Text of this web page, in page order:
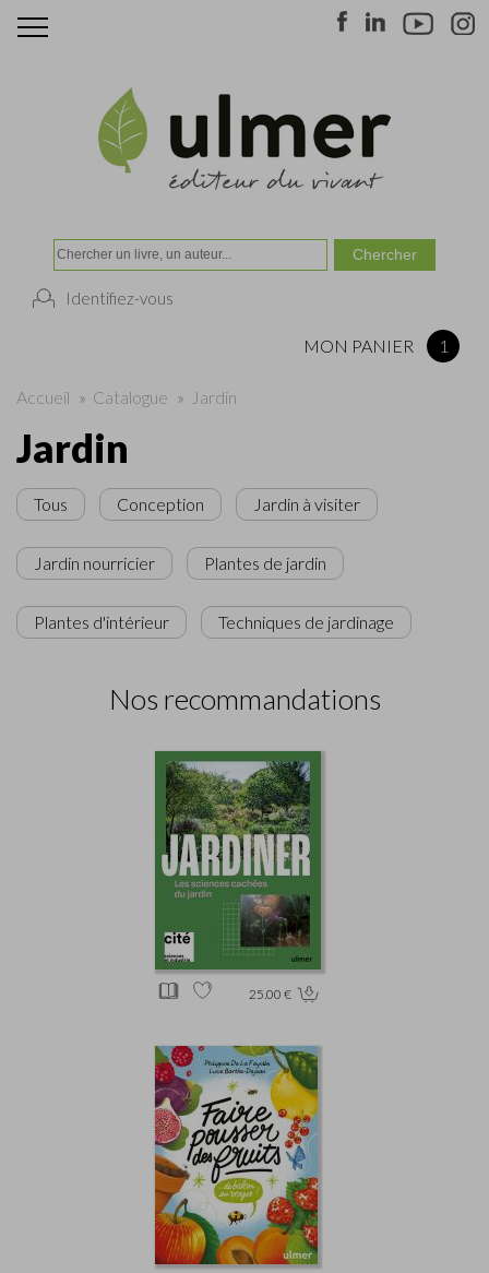
Identifiez-vous
MON PANIER 1
Accueil » Catalogue » Jardin
Jardin
Tous Conception Jardin à visiter
Jardin nourricier Plantes de jardin
Plantes d'intérieur Techniques de jardinage
Nos recommandations
25.00 €